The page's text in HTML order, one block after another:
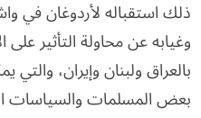
ذلك استقباله لأردوغان في
وغيابه عن محاولة التأثير
بالعراق ولبنان وإيران،
بعض المسلمات والسياسات